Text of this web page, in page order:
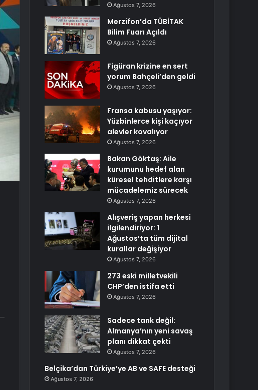
Ağustos 7, 2026
Merzifon’da TÜBİTAK
Bilim Fuarı Açıldı
Ağustos 7, 2026
Figüran krizine en sert
yorum Bahçeli’den geldi
Ağustos 7, 2026
Fransa kabusu yaşıyor:
Yüzbinlerce kişi kaçıyor
alevler kovalıyor
Ağustos 7, 2026
Bakan Göktaş: Aile
kurumunu hedef alan
küresel tehditlere karşı
mücadelemiz sürecek
Ağustos 7, 2026
Alışveriş yapan herkesi
ilgilendiriyor: 1
Ağustos’ta tüm dijital
kurallar değişiyor
Ağustos 7, 2026
273 eski milletvekili
CHP’den istifa etti
Ağustos 7, 2026
Sadece tank değil:
Almanya’nın yeni savaş
planı dikkat çekti
Ağustos 7, 2026
Belçika’dan Türkiye’ye AB ve SAFE desteği
Ağustos 7, 2026